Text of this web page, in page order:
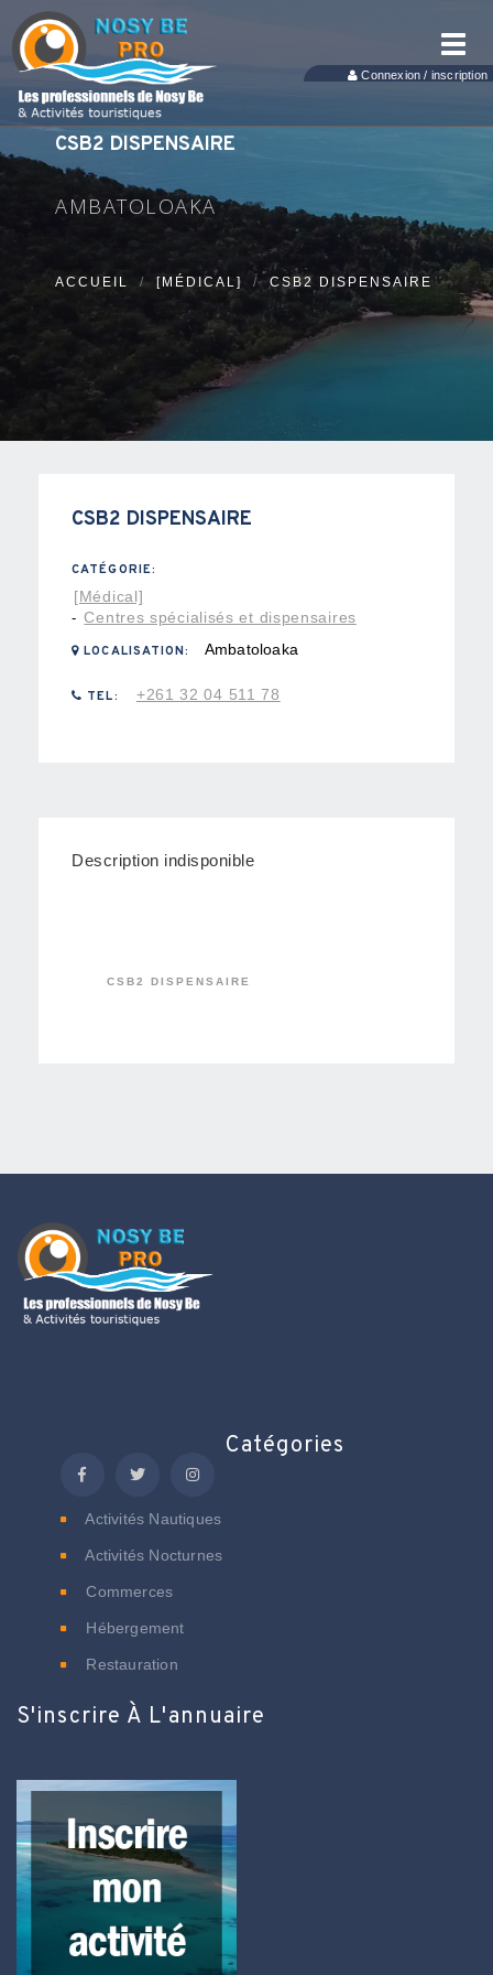
Connexion / inscription
CSB2 DISPENSAIRE
AMBATOLOAKA
ACCUEIL [MÉDICAL] CSB2 DISPENSAIRE
CSB2 DISPENSAIRE
CATÉGORIE:
[Médical]
- Centres spécialisés et dispensaires
LOCALISATION: Ambatoloaka
TEL: +261 32 04 511 78
Description indisponible
CSB2 DISPENSAIRE
Catégories
Activités Nautiques
Activités Nocturnes
Commerces
Hébergement
Restauration
S'inscrire À L'annuaire